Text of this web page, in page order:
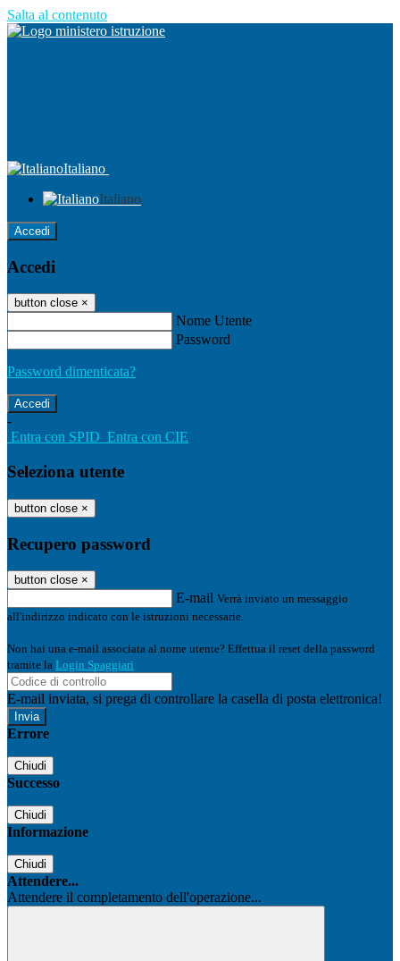
Salta al contenuto
Italiano
Italiano
Accedi
Accedi
button close ×
Nome Utente
Password
Password dimenticata?
-
Entra con SPID Entra con CIE
Seleziona utente
button close ×
Recupero password
button close ×
E-mail Verrà inviato un messaggio
all'indirizzo indicato con le istruzioni necessarie.
Non hai una e-mail associata al nome utente? Effettua il reset della password
tramite la Login Spaggiari
E-mail inviata, si prega di controllare la casella di posta elettronica!
Errore
Chiudi
Successo
Chiudi
Informazione
Chiudi
Attendere...
Attendere il completamento dell'operazione...